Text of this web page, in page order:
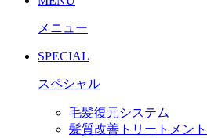
メニュー
SPECIAL
スペシャル
毛髪復元システム
髪質改善トリートメント